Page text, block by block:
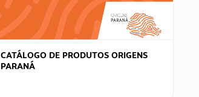
CATÁLOGO DE PRODUTOS ORIGENS
PARANÁ